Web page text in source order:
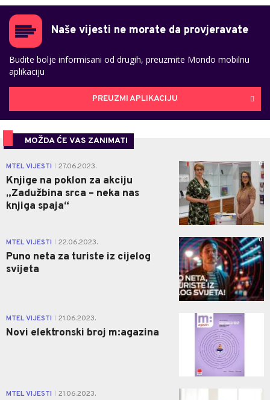
Naše vijesti ne morate da provjeravate
Budite bolje informisani od drugih, preuzmite Mondo mobilnu
aplikaciju
PREUZMI APLIKACIJU
MOŽDA ĆE VAS ZANIMATI
MTEL VIJESTI 27.06.2023.
Knjige na poklon za akciju
„Zadužbina srca – neka nas
knjiga spaja“
0
MTEL VIJESTI 22.06.2023.
Puno neta za turiste iz cijelog
svijeta
0
MTEL VIJESTI 21.06.2023.
Novi elektronski broj m:agazina
MTEL VIJESTI 21.06.2023. 0